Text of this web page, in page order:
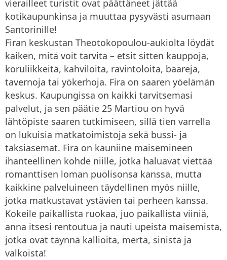
vierailleet turistit ovat päättäneet jättää
kotikaupunkinsa ja muuttaa pysyvästi asumaan
Santorinille!
Firan keskustan Theotokopoulou-aukiolta löydät
kaiken, mitä voit tarvita – etsit sitten kauppoja,
koruliikkeitä, kahviloita, ravintoloita, baareja,
tavernoja tai yökerhoja. Fira on saaren yöelämän
keskus. Kaupungissa on kaikki tarvitsemasi
palvelut, ja sen päätie 25 Martiou on hyvä
lähtöpiste saaren tutkimiseen, sillä tien varrella
on lukuisia matkatoimistoja sekä bussi- ja
taksiasemat. Fira on kauniine maisemineen
ihanteellinen kohde niille, jotka haluavat viettää
romanttisen loman puolisonsa kanssa, mutta
kaikkine palveluineen täydellinen myös niille,
jotka matkustavat ystävien tai perheen kanssa.
Kokeile paikallista ruokaa, juo paikallista viiniä,
anna itsesi rentoutua ja nauti upeista maisemista,
jotka ovat täynnä kallioita, merta, sinistä ja
valkoista!